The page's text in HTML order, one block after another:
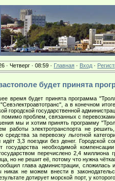
· Четверг · 08:59 · Главная· Вход·
будет принята
время будет принята программа
а в конечном
городской государственной
проблем, связанных с
мы и хотим принять программу
работы электротранспорта не
средства за перевозку льготной
3,3 поездки без денег. Городской
государства необходимой
перечислено 2,4
но не решит её, потому что нужна
глава администрации, сложилась
не можем внести в
дотирует морской порт, у